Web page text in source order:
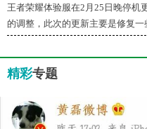
王者荣耀体验服在2月25日晚停机
的调整，此次的更新主要是修复一
精彩专题